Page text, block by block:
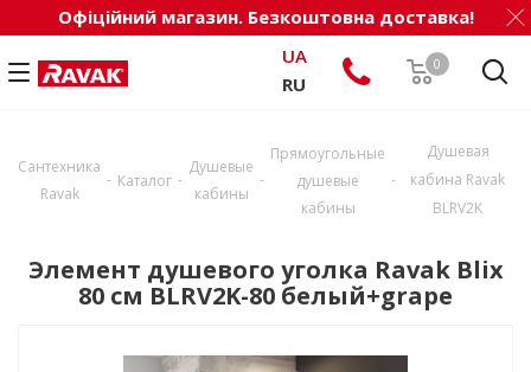
Офіційний магазин. Безкоштовна доставка!
0
UA
RU
Сантехника
Ravak
- Каталог -
Душевые
кабины
-
Прямоугольные
душевые
кабины
-
Душевая
кабина Ravak
BLRV2K
Элемент душевого уголка Ravak Blix
80 см BLRV2K-80 белый+grape